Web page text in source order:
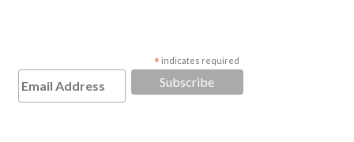
* indicates required